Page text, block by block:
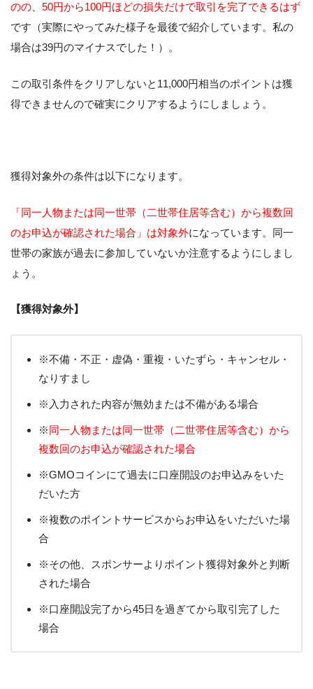
のの、50円から100円ほどの損失だけで取引を完了できるはず
です（実際にやってみた様子を最後で紹介しています。私の
場合は39円のマイナスでした！）。
この取引条件をクリアしないと11,000円相当のポイントは獲
得できませんので確実にクリアするようにしましょう。
獲得対象外の条件は以下になります。
「同一人物または同一世帯（二世帯住居等含む）から複数回
のお申込が確認された場合」は対象外になっています。同一
世帯の家族が過去に参加していないか注意するようにしまし
ょう。
【獲得対象外】
※不備・不正・虚偽・重複・いたずら・キャンセル・
なりすまし
※入力された内容が無効または不備がある場合
※同一人物または同一世帯（二世帯住居等含む）から
複数回のお申込が確認された場合
※GMOコインにて過去に口座開設のお申込みをいた
だいた方
※複数のポイントサービスからお申込をいただいた場
合
※その他、スポンサーよりポイント獲得対象外と判断
された場合
※口座開設完了から45日を過ぎてから取引完了した
場合